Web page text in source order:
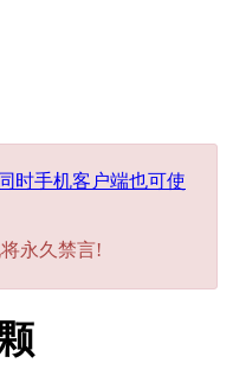
时手机客户端也可使
永久禁言!